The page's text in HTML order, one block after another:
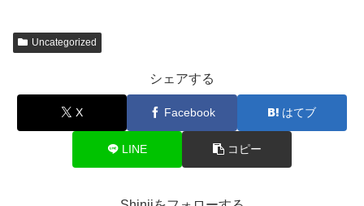
Uncategorized
シェアする
X Facebook はてブ
LINE コピー